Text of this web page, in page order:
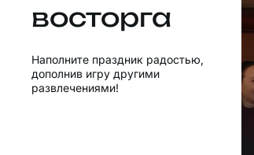
восторга
Наполните праздник радостью,
дополнив игру другими
развлечениями!